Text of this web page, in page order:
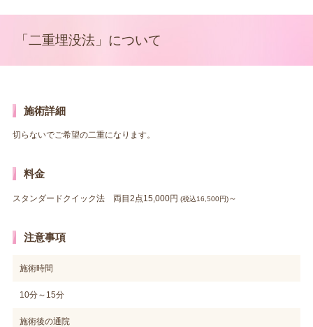
「二重埋没法」について
施術詳細
切らないでご希望の二重になります。
料金
スタンダードクイック法 両目2点15,000円 (税込16,500円)～
注意事項
施術時間
10分～15分
施術後の通院